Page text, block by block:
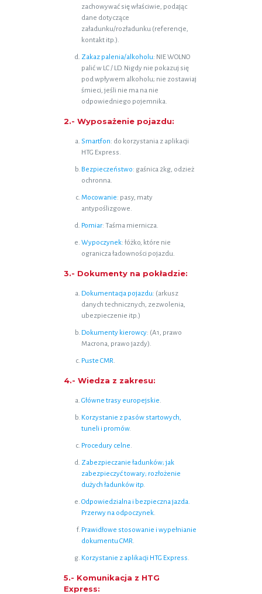
zachowywać się właściwie, podając
dane dotyczące
załadunku/rozładunku (referencje,
kontakt itp.).
Zakaz palenia/alkoholu: NIE WOLNO
palić w LC / LD. Nigdy nie pokazuj się
pod wpływem alkoholu; nie zostawiaj
śmieci, jeśli nie ma na nie
odpowiedniego pojemnika.
2.- Wyposażenie pojazdu:
Smartfon: do korzystania z aplikacji
HTG Express.
Bezpieczeństwo: gaśnica 2kg, odzież
ochronna.
Mocowanie: pasy, maty
antypoślizgowe.
Pomiar: Taśma miernicza.
Wypoczynek: łóżko, które nie
ogranicza ładowności pojazdu.
3.- Dokumenty na pokładzie:
Dokumentacja pojazdu: (arkusz
danych technicznych, zezwolenia,
ubezpieczenie itp.)
Dokumenty kierowcy: (A1, prawo
Macrona, prawo jazdy).
Puste CMR.
4.- Wiedza z zakresu:
Główne trasy europejskie.
Korzystanie z pasów startowych,
tuneli i promów.
Procedury celne.
Zabezpieczanie ładunków; jak
zabezpieczyć towary; rozłożenie
dużych ładunków itp.
Odpowiedzialna i bezpieczna jazda.
Przerwy na odpoczynek.
Prawidłowe stosowanie i wypełnianie
dokumentu CMR.
Korzystanie z aplikacji HTG Express.
5.- Komunikacja z HTG
Express: